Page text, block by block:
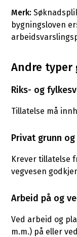
Merk:
bygningsloven
Andre typer
Riks- og
Tillatelse må
Privat grunn
Krever tillatelse
vegvesen
Arbeid på og
Ved arbeid og
m.m.) på eller